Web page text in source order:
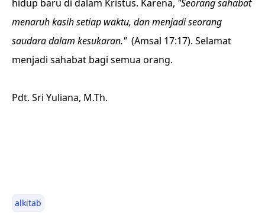
hidup baru di dalam Kristus. Karena, "Seorang sahabat
menaruh kasih setiap waktu, dan menjadi seorang
saudara dalam kesukaran."(Amsal 17:17). Selamat
menjadi sahabat bagi semua orang.
Pdt. Sri Yuliana, M.Th.
alkitab